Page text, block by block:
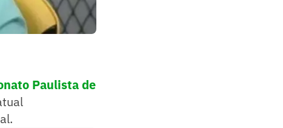
Paulista de